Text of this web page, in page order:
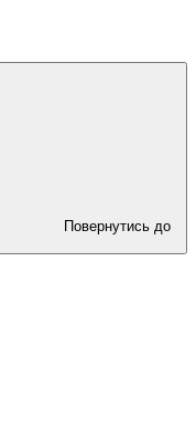
Повернутись до